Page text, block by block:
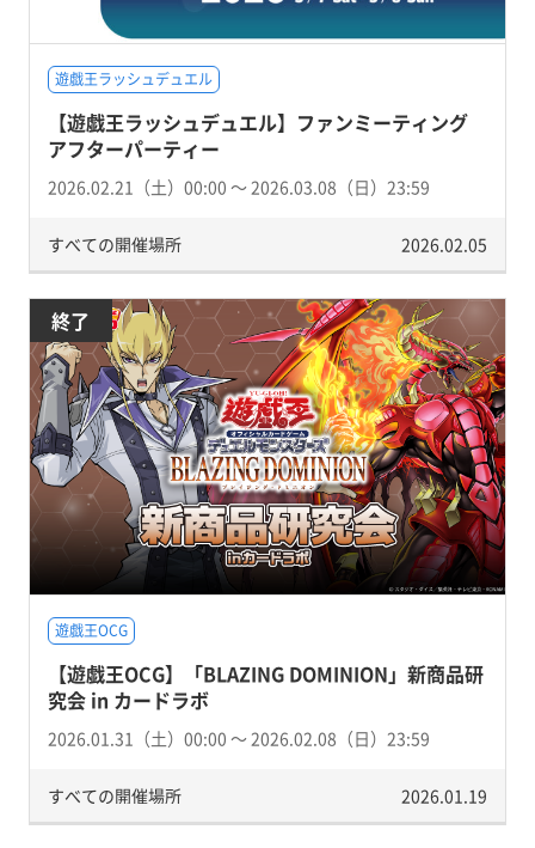
遊戯王ラッシュデュエル
【遊戯王ラッシュデュエル】ファンミーティング
アフターパーティー
2026.02.21（土）00:00 〜 2026.03.08（日）23:59
すべての開催場所 2026.02.05
終了
遊戯王OCG
【遊戯王OCG】「BLAZING DOMINION」新商品研
究会 in カードラボ
2026.01.31（土）00:00 〜 2026.02.08（日）23:59
すべての開催場所 2026.01.19